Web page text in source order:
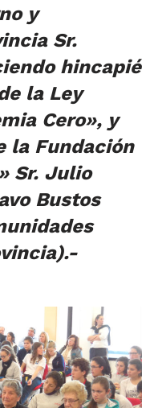
y
Sr.
hincapié
la Ley
Cero», y
la Fundación
Sr. Julio
Bustos